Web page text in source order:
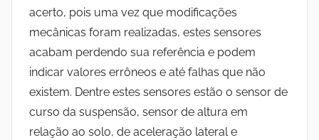
acerto, pois uma vez que modificações
mecânicas foram realizadas, estes sensores
acabam perdendo sua referência e podem
indicar valores errôneos e até falhas que não
existem. Dentre estes sensores estão o sensor de
curso da suspensão, sensor de altura em
relação ao solo, de aceleração lateral e